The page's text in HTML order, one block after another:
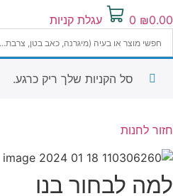
₪0.00
0 עגלת קניות
סל הקניות שלך ריק כרגע.
חזור לחנות
למה לבחור בנו